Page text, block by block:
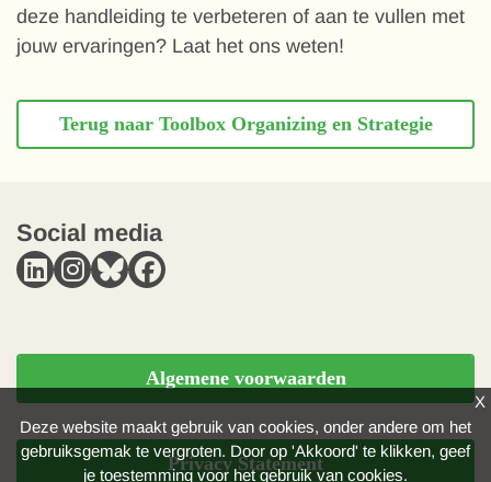
deze handleiding te verbeteren of aan te vullen met
jouw ervaringen? Laat het ons weten!
Terug naar Toolbox Organizing en Strategie
Social media
Algemene voorwaarden
Privacy Statement
Deze website maakt gebruik van cookies, onder andere om het
gebruiksgemak te vergroten. Door op 'Akkoord' te klikken, geef
je toestemming voor het gebruik van cookies.
X